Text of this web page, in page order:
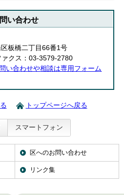
い合わせ
板橋二丁目66番1号
クス：03-3579-2780
い合わせや相談は専用フォーム
トップページへ戻る
スマートフォン
区へのお問い合わせ
リンク集